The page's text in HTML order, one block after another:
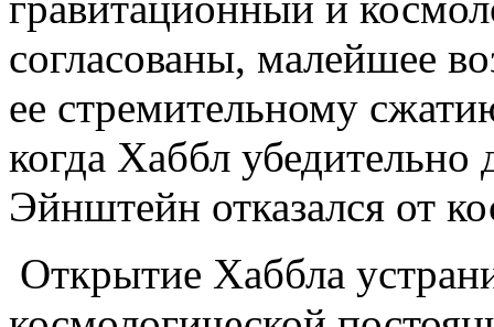
согласованы, малейшее
ее стремительному
когда Хаббл
Эйнштейн отказался от
Открытие Хаббла